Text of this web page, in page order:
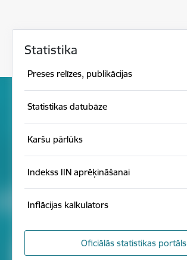
Statistika
Preses relīzes, publikācijas
Statistikas datubāze
Karšu pārlūks
Indekss IIN aprēķināšanai
Inflācijas kalkulators
Oficiālās statistikas portāls